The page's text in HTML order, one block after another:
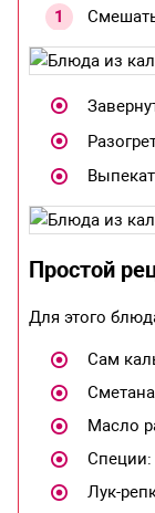
Простой
Для этого
Сам
Масло
Специи:
Лук-